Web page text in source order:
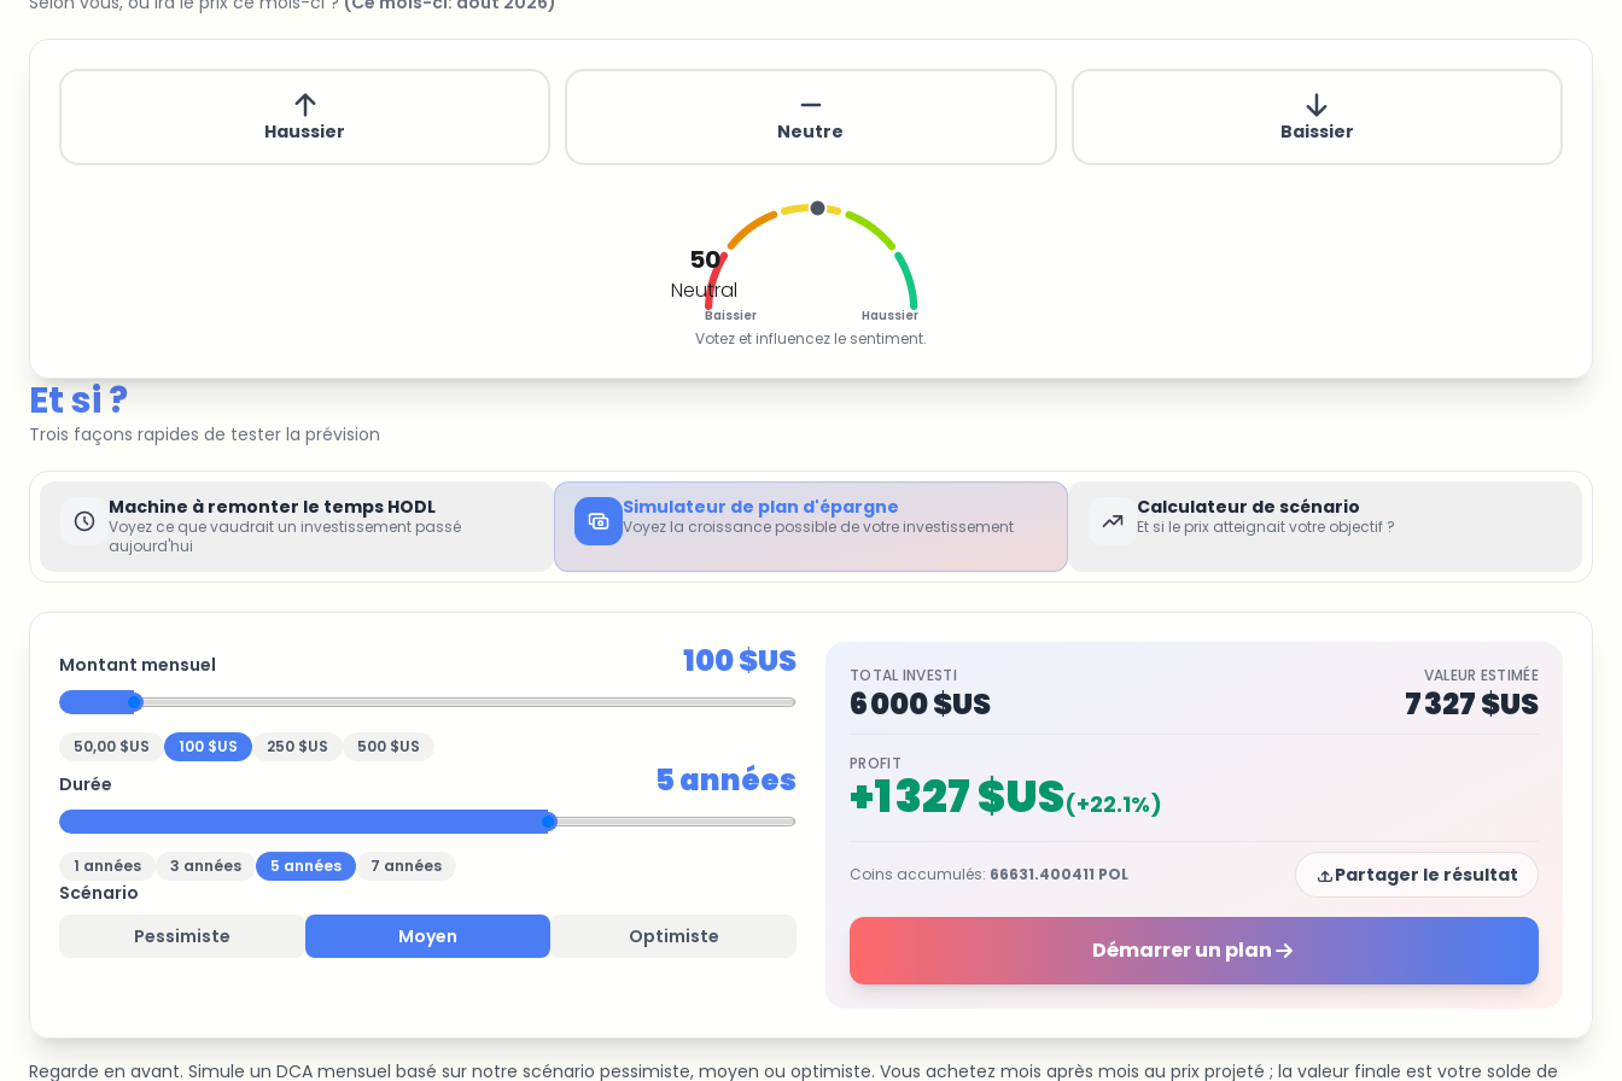
Haussier Neutre Baissier
50
Neutral
Baissier Haussier
Votez et influencez le sentiment.
Et si ?
Trois façons rapides de tester la prévision
Machine à remonter le temps HODL
Voyez ce que vaudrait un investissement passé
aujourd'hui
Simulateur de plan d'épargne
Voyez la croissance possible de votre investissement
Calculateur de scénario
Et si le prix atteignait votre objectif ?
Montant mensuel 100 $US
50,00 $US 100 $US 250 $US 500 $US
Durée 5années
1 années 3 années 5 années 7 années
Scénario
Pessimiste
Moyen Optimiste
TOTAL INVESTI
6 000 $US
VALEUR ESTIMÉE
7 327 $US
PROFIT
+1 327 $US(+22.1%)
Coins accumulés: 66631.400411 POL Partager le résultat
Démarrer un plan
Regarde en avant. Simule un DCA mensuel basé sur notre scénario pessimiste, moyen ou optimiste. Vous achetez mois après mois au prix projeté ; la valeur finale est votre solde de